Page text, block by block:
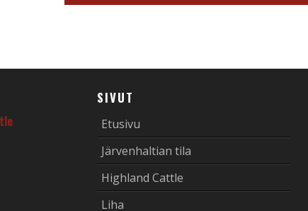
SIVUT
Etusivu
Järvenhaltian tila
Highland Cattle
Liha